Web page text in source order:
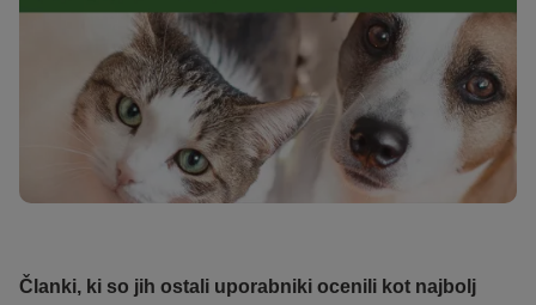
Članki, ki so jih ostali uporabniki ocenili kot najbolj